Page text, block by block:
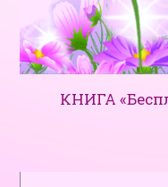
КНИГА